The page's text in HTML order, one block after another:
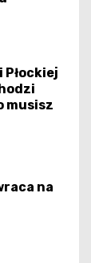
musisz
na